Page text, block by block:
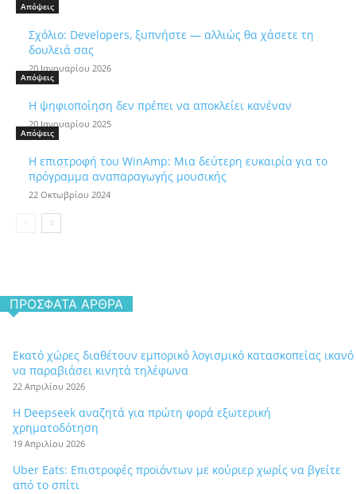
Απόψεις
Σχόλιο: Developers, ξυπνήστε — αλλιώς θα χάσετε τη
δουλειά σας
20 Ιανουαρίου 2026
Απόψεις
Η ψηφιοποίηση δεν πρέπει να αποκλείει κανέναν
20 Ιανουαρίου 2025
Απόψεις
Η επιστροφή του WinAmp: Μια δεύτερη ευκαιρία για το
πρόγραμμα αναπαραγωγής μουσικής
22 Οκτωβρίου 2024
ΠΡΌΣΦΑΤΑ ΆΡΘΡΑ
Εκατό χώρες διαθέτουν εμπορικό λογισμικό κατασκοπείας ικανό
να παραβιάσει κινητά τηλέφωνα
22 Απριλίου 2026
Η Deepseek αναζητά για πρώτη φορά εξωτερική
χρηματοδότηση
19 Απριλίου 2026
Uber Eats: Επιστροφές προϊόντων με κούριερ χωρίς να βγείτε
από το σπίτι